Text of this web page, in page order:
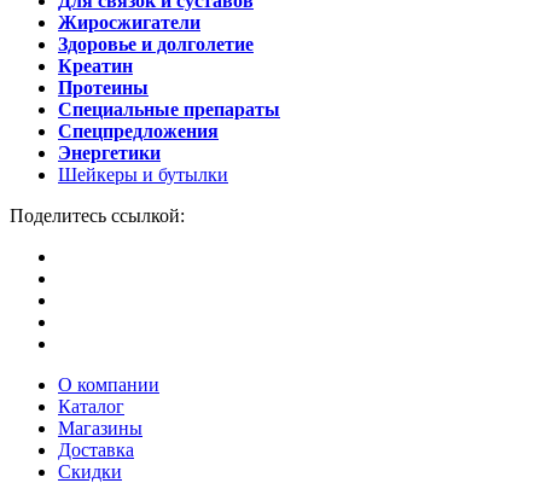
Жиросжигатели
Здоровье и долголетие
Креатин
Протеины
Специальные препараты
Спецпредложения
Энергетики
Шейкеры и бутылки
Поделитесь ссылкой:
О компании
Каталог
Магазины
Доставка
Скидки